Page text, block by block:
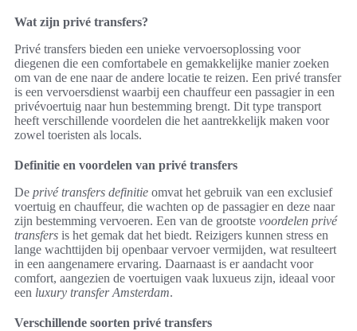
Wat zijn privé transfers?
Privé transfers bieden een unieke vervoersoplossing voor
diegenen die een comfortabele en gemakkelijke manier zoeken
om van de ene naar de andere locatie te reizen. Een privé transfer
is een vervoersdienst waarbij een chauffeur een passagier in een
privévoertuig naar hun bestemming brengt. Dit type transport
heeft verschillende voordelen die het aantrekkelijk maken voor
zowel toeristen als locals.
Definitie en voordelen van privé transfers
De privé transfers definitie omvat het gebruik van een exclusief
voertuig en chauffeur, die wachten op de passagier en deze naar
zijn bestemming vervoeren. Een van de grootste voordelen privé
transfers is het gemak dat het biedt. Reizigers kunnen stress en
lange wachttijden bij openbaar vervoer vermijden, wat resulteert
in een aangenamere ervaring. Daarnaast is er aandacht voor
comfort, aangezien de voertuigen vaak luxueus zijn, ideaal voor
een luxury transfer Amsterdam.
Verschillende soorten privé transfers